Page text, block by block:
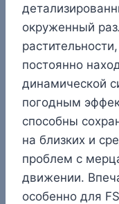
окруженный
постоянно
динамической
погодным
способны
на близких и
проблем с
движении.
особенно для